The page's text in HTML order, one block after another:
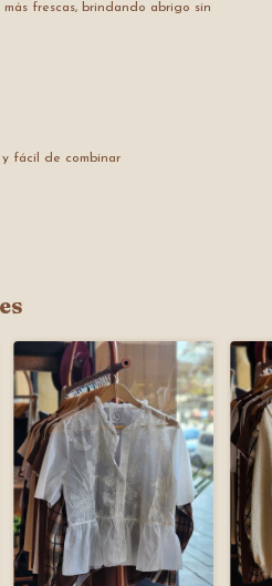
frescas, brindando abrigo sin
y fácil de combinar